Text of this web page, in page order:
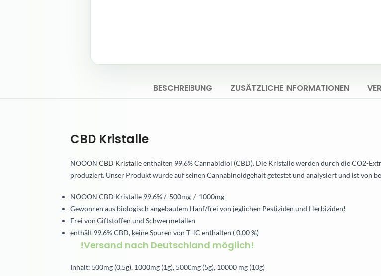
BESCHREIBUNG ZUSÄTZLICHE INFORMATIONEN
CBD Kristalle
NOOON CBD Kristalleenthalten 99,6% Cannabidiol (CBD). Die Kristalle werden durch die CO2-
produziert. Unser Produkt wurde auf seinen Cannabinoidgehalt getestet und analysiert und ist von
NOOON CBD Kristalle 99,6% / 500mg / 1000mg
Gewonnen aus biologisch angebautem Hanf/frei von jeglichen Pestiziden und Herbiziden!
Frei von Giftstoffen und Schwermetallen
enthält 99,6% CBD, keine Spuren von THC enthalten ( 0,00 %)
!Versand nach Deutschland möglich!
Inhalt: 500mg (0,5g), 1000mg (1g), 5000mg (5g), 10000 mg (10g)